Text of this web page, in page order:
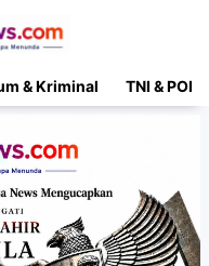
& Kriminal TNI &